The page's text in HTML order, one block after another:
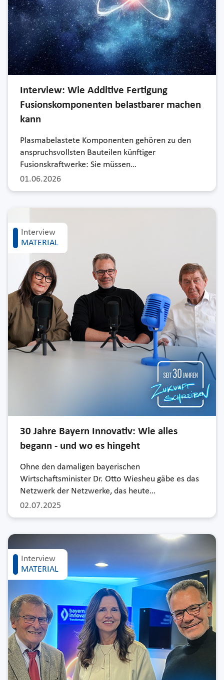
01.06.2026
Interview: Wie Additive Fertigung
Fusionskomponenten belastbarer machen
kann
Plasmabelastete Komponenten gehören zu den
anspruchsvollsten Bauteilen künftiger
Fusionskraftwerke: Sie müssen…
Interview
MATERIAL
02.07.2025
30 Jahre Bayern Innovativ: Wie alles
begann - und wo es hingeht
Ohne den damaligen bayerischen
Wirtschaftsminister Dr. Otto Wiesheu gäbe es das
Netzwerk der Netzwerke, das heute…
Interview
MATERIAL